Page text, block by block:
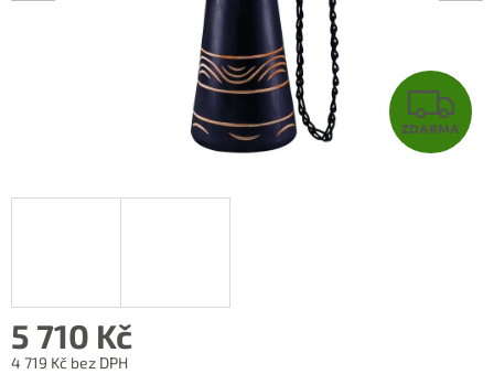
Z
D
ZDARMA
5 710 Kč
4 719 Kč bez DPH